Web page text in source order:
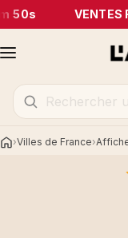
50s VENTES
AccueilVilles de France